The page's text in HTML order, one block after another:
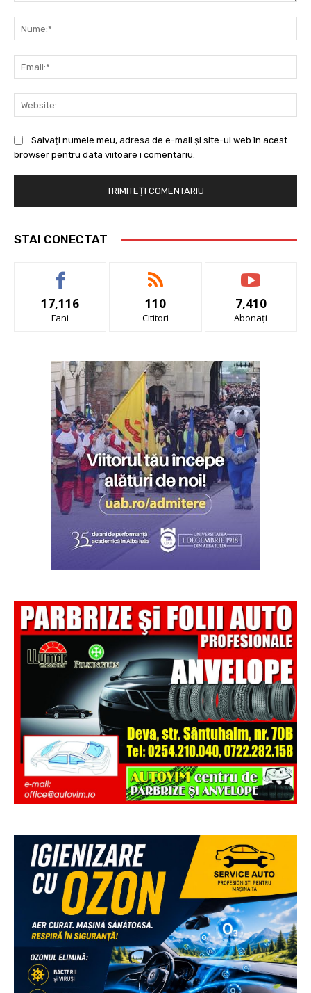
Salvați numele meu, adresa de e-mail și site-ul web în acest
browser pentru data viitoare i comentariu.
STAI CONECTAT
17,116
Fani
110
Cititori
7,410
Abonați